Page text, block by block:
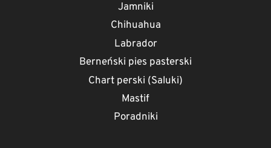
Jamniki
Chihuahua
Labrador
Berneński pies pasterski
Chart perski (Saluki)
Mastif
Poradniki